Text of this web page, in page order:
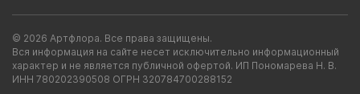
© 2026 Артфлора. Все права защищены.
Вся информация на сайте несет исключительно информационный
характер и не является публичной офертой. ИП Пономарева Н. В.
ИНН 780202390508 ОГРН 320784700288152